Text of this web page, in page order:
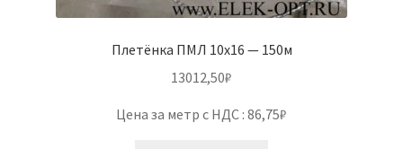
Плетёнка ПМЛ 10х16 — 150м
13012,50₽
Цена за метр с НДС : 86,75₽